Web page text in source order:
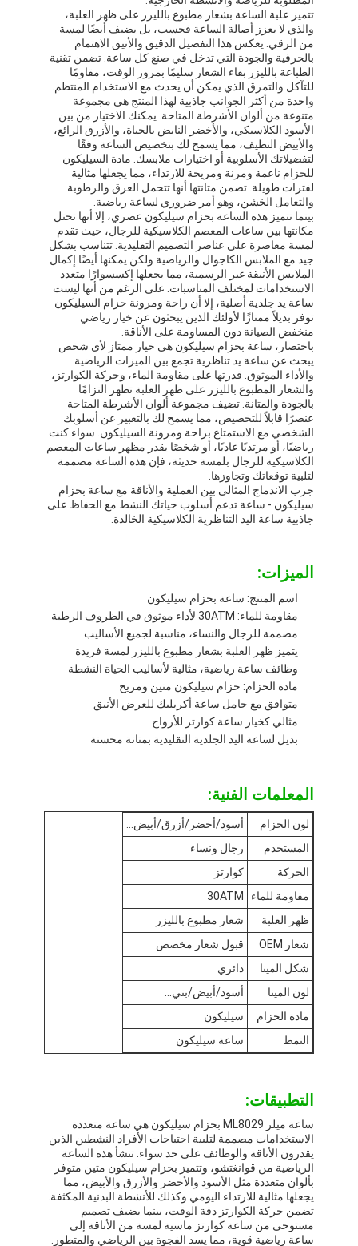
المنزل
المنتجات
حولنا
ضبط الجودة
اتصل بنا
أخبار
الحالات
مدونة
ساعة يد كوارتز
ساعة كوارتز بحزام جلدي
ساعة من الفولاذ المقاوم للصدأ
ساعة الحزام السيليكون
ساعة السيدة الكوارز
ساعات الكوارتز للرجال
ساعة كوارز ضوء
ساعة رياضية رقمية
ساعة معصم للأطفال
أجزاء احتياطية
قطع غيار حزام الساعة
تتميز علبة الساعة بشعار مطبوع بالليزر على ظهر العلبة،
والذي لا يعزز أصالة الساعة فحسب، بل يضيف أيضًا لمسة
من الرقي. يعكس هذا التفصيل الدقيق والأنيق الاهتمام
بالحرفية والجودة التي تدخل في صنع كل ساعة. تضمن تقنية
الطباعة بالليزر بقاء الشعار سليمًا بمرور الوقت، مقاومًا
للتآكل والتمزق الذي يمكن أن يحدث مع الاستخدام المنتظم.
واحدة من أكثر الجوانب جاذبية لهذا المنتج هي مجموعة
متنوعة من ألوان الأشرطة المتاحة. يمكنك الاختيار من بين
الأسود الكلاسيكي، والأخضر النابض بالحياة، والأزرق الرائع،
والأبيض النظيف، مما يسمح لك بتخصيص الساعة وفقًا
لتفضيلاتك الأسلوبية أو اختيارات ملابسك. مادة السيليكون
للحزام ناعمة ومرنة ومريحة للارتداء، مما يجعلها مثالية
لفترات طويلة. تضمن متانتها أنها تتحمل العرق والرطوبة
والتعامل الخشن، وهو أمر ضروري لساعة رياضية.
بينما تتميز هذه الساعة بحزام سيليكون عصري، إلا أنها تحتل
مكانتها بين ساعات المعصم الكلاسيكية للرجال، حيث تقدم
لمسة معاصرة على عناصر التصميم التقليدية. تتناسب بشكل
جيد مع الملابس الكاجوال والرياضية ولكن يمكنها أيضًا إكمال
الملابس الأنيقة غير الرسمية، مما يجعلها إكسسوارًا متعدد
الاستخدامات لمختلف المناسبات. على الرغم من أنها ليست
ساعة يد جلدية أصلية، إلا أن راحة ومرونة حزام السيليكون
توفر بديلاً ممتازًا لأولئك الذين يبحثون عن خيار رياضي
منخفض الصيانة دون المساومة على الأناقة.
باختصار، ساعة بحزام سيليكون هي خيار ممتاز لأي شخص
يبحث عن ساعة يد تناظرية تجمع بين الميزات الرياضية
والأداء الموثوق. قدرتها على مقاومة الماء، وحركة الكوارتز،
والشعار المطبوع بالليزر على ظهر العلبة تظهر التزامًا
بالجودة والمتانة. تضيف مجموعة ألوان الأشرطة المتاحة
عنصرًا قابلاً للتخصيص، مما يسمح لك بالتعبير عن أسلوبك
الشخصي مع الاستمتاع براحة ومرونة السيليكون. سواء كنت
رياضيًا، أو مرتديًا عاديًا، أو شخصًا يقدر مظهر ساعات المعصم
الكلاسيكية للرجال بلمسة حديثة، فإن هذه الساعة مصممة
لتلبية توقعاتك وتجاوزها.
جرب الاندماج المثالي بين العملية والأناقة مع ساعة بحزام
سيليكون - ساعة تدعم أسلوب حياتك النشط مع الحفاظ على
جاذبية ساعة اليد التناظرية الكلاسيكية الخالدة.
الميزات:
اسم المنتج: ساعة بحزام سيليكون
مقاومة للماء: 30ATM لأداء موثوق في الظروف الرطبة
مصممة للرجال والنساء، مناسبة لجميع الأساليب
يتميز ظهر العلبة بشعار مطبوع بالليزر لمسة فريدة
وظائف ساعة رياضية، مثالية لأساليب الحياة النشطة
مادة الحزام: حزام سيليكون متين ومريح
متوافق مع حامل ساعة أكريليك للعرض الأنيق
مثالي كخيار ساعة كوارتز للأزواج
بديل لساعة اليد الجلدية التقليدية بمتانة محسنة
المعلمات الفنية:
لون الحزام
أسود/أخضر/أزرق/أبيض...
المستخدم
رجال ونساء
الحركة
كوارتز
مقاومة للماء
30ATM
ظهر العلبة
شعار مطبوع بالليزر
شعار OEM
قبول شعار مخصص
شكل المينا
دائري
لون المينا
أسود/أبيض/بني...
مادة الحزام
سيليكون
النمط
ساعة سيليكون
التطبيقات:
ساعة ميلر ML8029 بحزام سيليكون هي ساعة متعددة
الاستخدامات مصممة لتلبية احتياجات الأفراد النشطين الذين
يقدرون الأناقة والوظائف على حد سواء. تنشأ هذه الساعة
الرياضية من قوانغتشو، وتتميز بحزام سيليكون متين متوفر
بألوان متعددة مثل الأسود والأخضر والأزرق والأبيض، مما
يجعلها مثالية للارتداء اليومي وكذلك للأنشطة البدنية المكثفة.
تضمن حركة الكوارتز دقة الوقت، بينما يضيف تصميم
مستوحى من ساعة كوارتز ماسية لمسة من الأناقة إلى
ساعة رياضية قوية، مما يسد الفجوة بين الرياضي والمتطور.